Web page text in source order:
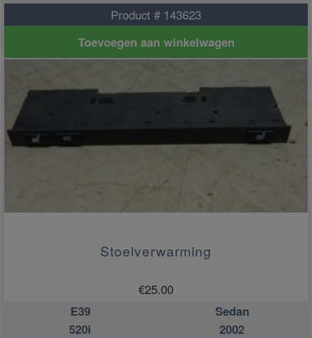
Product # 143623
Toevoegen aan winkelwagen
Stoelverwarming
€25.00
E39
Sedan
520i
2002